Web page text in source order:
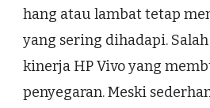
hang atau lambat tetap
yang sering dihadapi.
kinerja HP Vivo yang
penyegaran. Meski